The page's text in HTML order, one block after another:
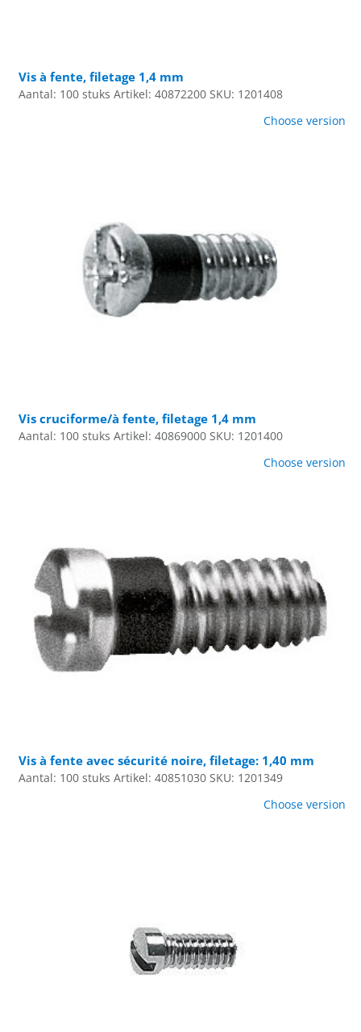
Vis à fente, filetage 1,4 mm
Aantal: 100 stuks Artikel: 40872200 SKU: 1201408
Choose version
Vis cruciforme/à fente, filetage 1,4 mm
Aantal: 100 stuks Artikel: 40869000 SKU: 1201400
Choose version
Vis à fente avec sécurité noire, filetage: 1,40 mm
Aantal: 100 stuks Artikel: 40851030 SKU: 1201349
Choose version